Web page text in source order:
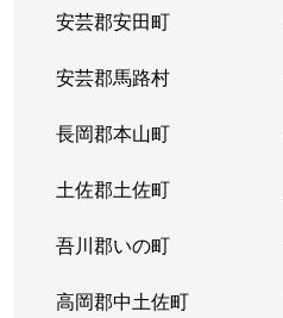
安芸郡安田町
安芸郡馬路村
長岡郡本山町
土佐郡土佐町
吾川郡いの町
高岡郡中土佐町